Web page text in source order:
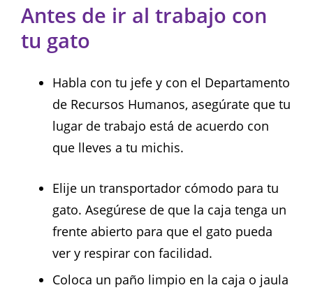
Antes de ir al trabajo con
tu gato
Habla con tu jefe y con el Departamento
de Recursos Humanos, asegúrate que tu
lugar de trabajo está de acuerdo con
que lleves a tu michis.
Elije un transportador cómodo para tu
gato. Asegúrese de que la caja tenga un
frente abierto para que el gato pueda
ver y respirar con facilidad.
Coloca un paño limpio en la caja o jaula